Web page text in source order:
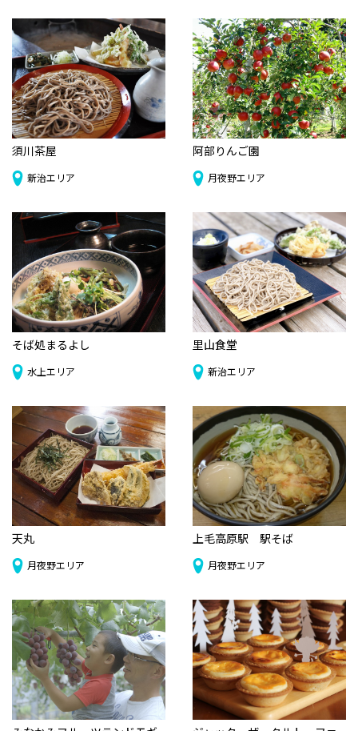
須川茶屋
新治エリア
阿部りんご園
月夜野エリア
そば処まるよし
水上エリア
里山食堂
新治エリア
天丸
月夜野エリア
上毛高原駅 駅そば
月夜野エリア